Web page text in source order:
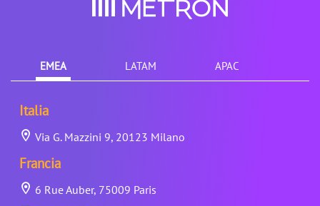
EMEA LATAM APAC
Italia
Via G. Mazzini 9, 20123 Milano
Francia
6 Rue Auber, 75009 Paris